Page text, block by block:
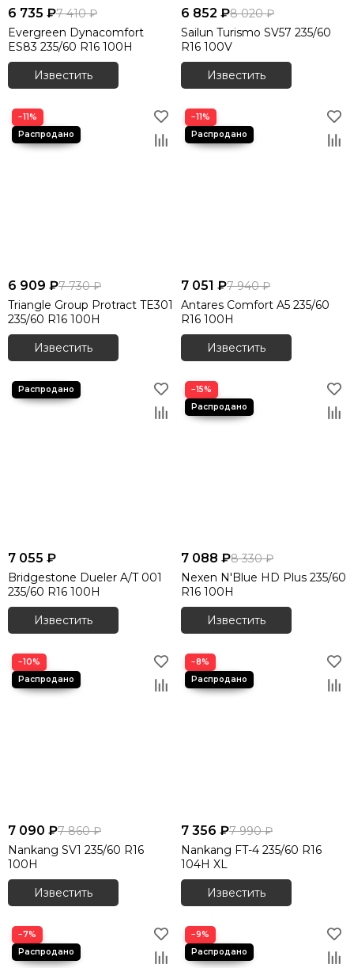
6 735 ₽7 410 ₽
Evergreen Dynacomfort
ES83 235/60 R16 100H
Известить
6 852 ₽8 020 ₽
Sailun Turismo SV57 235/60
R16 100V
Известить
−11%
6 909 ₽7 730 ₽
Triangle Group Protract TE301
235/60 R16 100H
Известить
−11%
7 051 ₽7 940 ₽
Antares Comfort A5 235/60
R16 100H
Известить
7 055 ₽
Bridgestone Dueler A/T 001
235/60 R16 100H
Известить
−15%
7 088 ₽8 330 ₽
Nexen N'Blue HD Plus 235/60
R16 100H
Известить
−10%
7 090 ₽7 860 ₽
Nankang SV1 235/60 R16
100H
Известить
−8%
7 356 ₽7 990 ₽
Nankang FT-4 235/60 R16
104H XL
Известить
−7% −9%